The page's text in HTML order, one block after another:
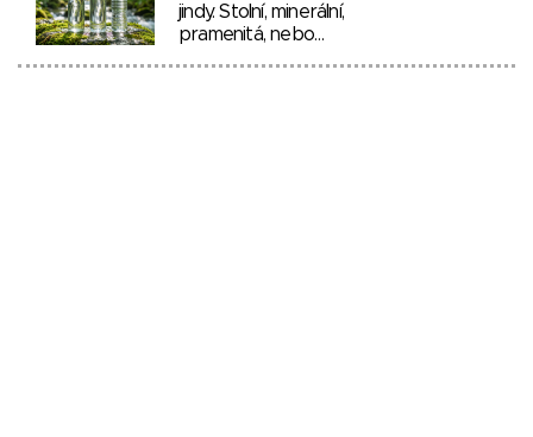
jindy. Stolní, minerální,
pramenitá, nebo…